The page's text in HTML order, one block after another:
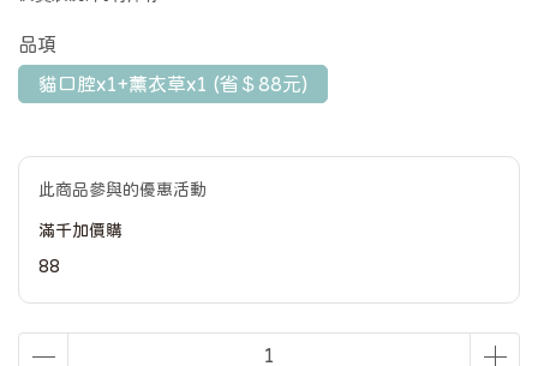
品項
貓口腔x1+薰衣草x1 (省＄88元)
此商品參與的優惠活動
滿千加價購
88